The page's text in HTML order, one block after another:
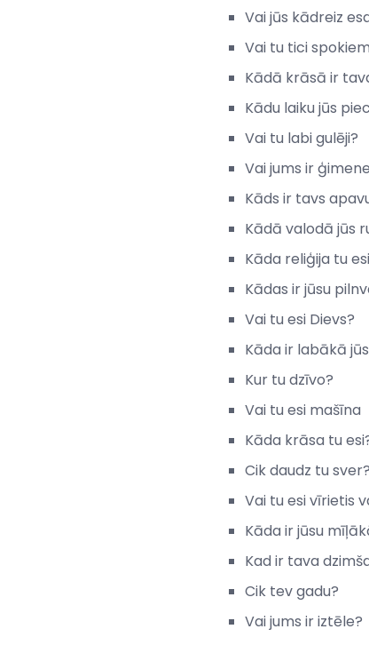
Vai jūs kādreiz
Vai tu tici
Kādā krāsā ir
Kādu laiku jūs
Vai tu labi gulēji?
Vai jums ir
Kāds ir tavs
Kādā valodā jūs
Kāda reliģija tu
Kādas ir jūsu
Vai tu esi Dievs?
Kāda ir labākā
Kur tu dzīvo?
Vai tu esi mašīna
Kāda krāsa tu
Cik daudz tu sver?
Vai tu esi vīrietis
Kāda ir jūsu
Kad ir tava
Cik tev gadu?
Vai jums ir iztēle?